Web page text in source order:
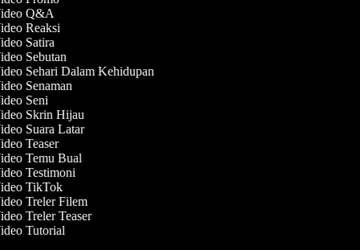
Q&A
Reaksi
Satira
Sebutan
Sehari Dalam Kehidupan
Senaman
Seni
Skrin Hijau
Suara Latar
Teaser
Temu Bual
Testimoni
TikTok
Treler Filem
Treler Teaser
Tutorial